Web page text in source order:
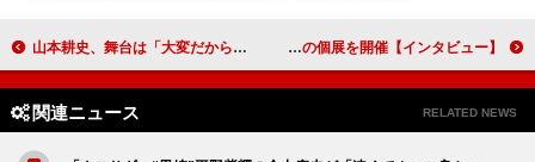
山本耕史、舞台は「大変だからこそすばらしい」 「自分はいつまでやれるのかな」引き際を考えることも【インタビュー】 演出家で小説家で脚本家…多彩な顔を見せる松尾スズキ「始まりは絵なんです」 自身初の個展を開催【インタビュー】
関連ニュース RELATED NEWS